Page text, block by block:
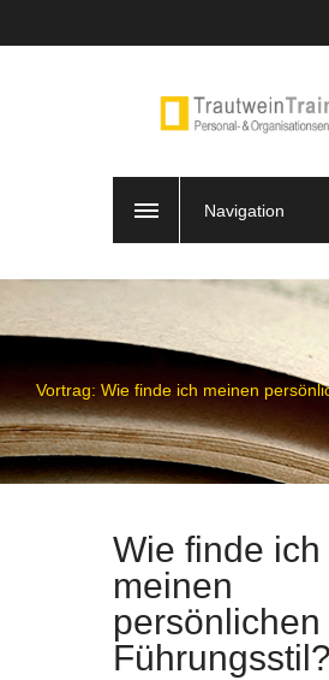
Navigation
Vortrag: Wie finde ich meinen
Wie finde ich
meinen
persönlichen
Führungsstil?